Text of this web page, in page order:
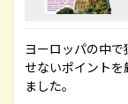
ヨーロッパの中
せないポイント
ました。